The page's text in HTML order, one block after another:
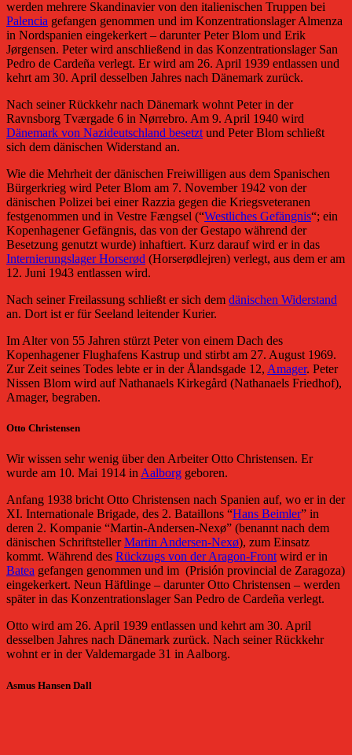
werden mehrere Skandinavier von den italienischen Truppen bei
Palencia gefangen genommen und im Konzentrationslager Almenza
in Nordspanien eingekerkert – darunter Peter Blom und Erik
Jørgensen. Peter wird anschließend in das Konzentrationslager San
Pedro de Cardeña verlegt. Er wird am 26. April 1939 entlassen und
kehrt am 30. April desselben Jahres nach Dänemark zurück.
Nach seiner Rückkehr nach Dänemark wohnt Peter in der
Ravnsborg Tværgade 6 in Nørrebro. Am 9. April 1940 wird
Dänemark von Nazideutschland besetzt und Peter Blom schließt
sich dem dänischen Widerstand an.
Wie die Mehrheit der dänischen Freiwilligen aus dem Spanischen
Bürgerkrieg wird Peter Blom am 7. November 1942 von der
dänischen Polizei bei einer Razzia gegen die Kriegsveteranen
festgenommen und in Vestre Fængsel (“Westliches Gefängnis“; ein
Kopenhagener Gefängnis, das von der Gestapo während der
Besetzung genutzt wurde) inhaftiert. Kurz darauf wird er in das
Internierungslager Horserød (Horserødlejren) verlegt, aus dem er am
12. Juni 1943 entlassen wird.
Nach seiner Freilassung schließt er sich dem dänischen Widerstand
an. Dort ist er für Seeland leitender Kurier.
Im Alter von 55 Jahren stürzt Peter von einem Dach des
Kopenhagener Flughafens Kastrup und stirbt am 27. August 1969.
Zur Zeit seines Todes lebte er in der Ålandsgade 12, Amager. Peter
Nissen Blom wird auf Nathanaels Kirkegård (Nathanaels Friedhof),
Amager, begraben.
Otto Christensen
Wir wissen sehr wenig über den Arbeiter Otto Christensen. Er
wurde am 10. Mai 1914 inAalborg geboren.
Anfang 1938 bricht Otto Christensen nach Spanien auf, wo er in der
XI. Internationale Brigade, des 2. Bataillons “Hans Beimler” in
deren 2. Kompanie “Martin-Andersen-Nexø” (benannt nach dem
dänischen SchriftstellerMartin Andersen-Nexø), zum Einsatz
kommt. Während des Rückzugs von der Aragon-Frontwird er in
Batea gefangen genommen und im (Prisión provincial de Zaragoza)
eingekerkert. Neun Häftlinge – darunter Otto Christensen – werden
später in das Konzentrationslager San Pedro de Cardeña verlegt.
Otto wird am 26. April 1939 entlassen und kehrt am 30. April
desselben Jahres nach Dänemark zurück. Nach seiner Rückkehr
wohnt er in der Valdemargade 31 in Aalborg.
Asmus Hansen Dall